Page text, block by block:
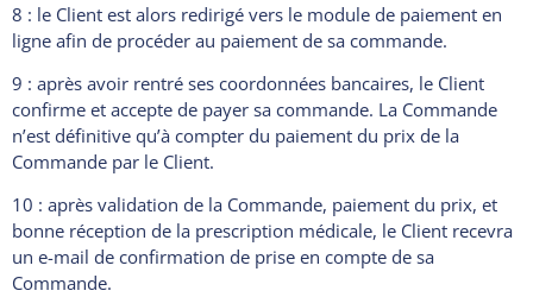
8 : le Client est alors redirigé vers le module de paiement en
ligne afin de procéder au paiement de sa commande.
9 : après avoir rentré ses coordonnées bancaires, le Client
confirme et accepte de payer sa commande. La Commande
n’est définitive qu’à compter du paiement du prix de la
Commande par le Client.
10 : après validation de la Commande, paiement du prix, et
bonne réception de la prescription médicale, le Client recevra
un e-mail de confirmation de prise en compte de sa
Commande.